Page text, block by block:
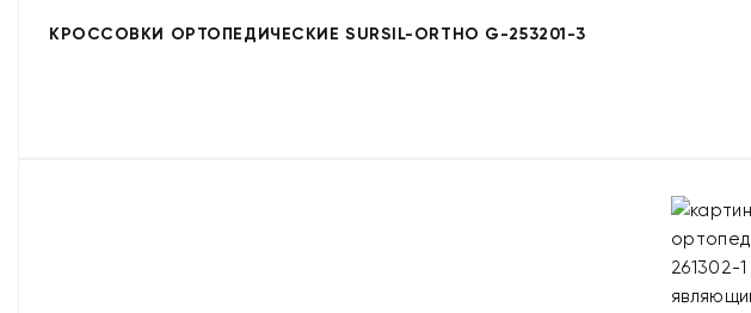
КРОССОВКИ ОРТОПЕДИЧЕСКИЕ SURSIL-ORTHO G-253201-3